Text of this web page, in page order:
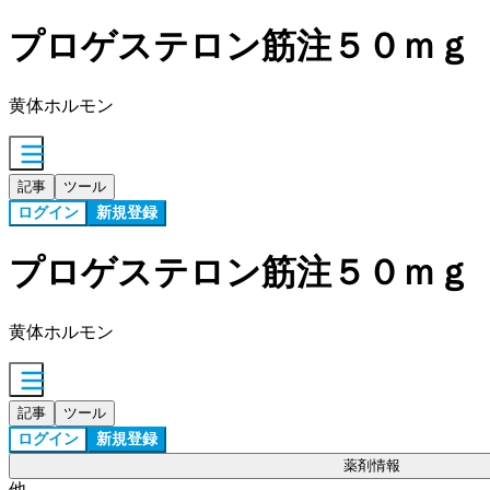
プロゲステロン筋注５０ｍｇ
黄体ホルモン
記事 ツール
ログイン 新規登録
プロゲステロン筋注５０ｍｇ
黄体ホルモン
記事 ツール
ログイン 新規登録
薬剤情報